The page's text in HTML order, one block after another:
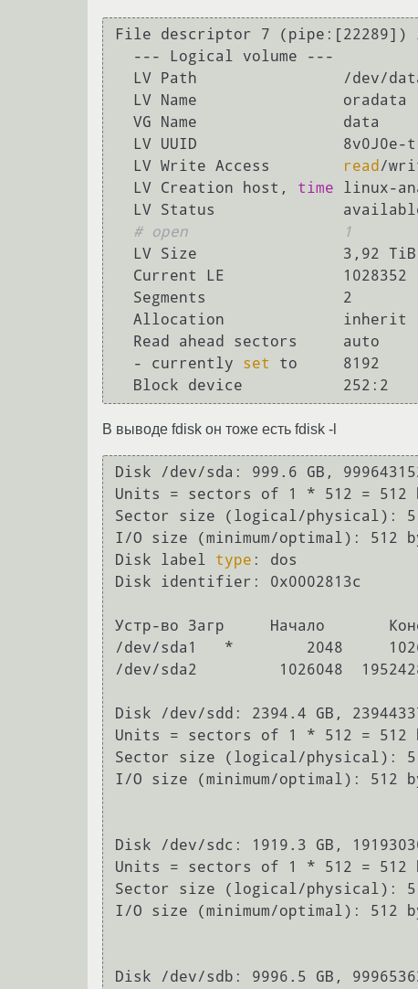
File descriptor 7 (pipe:[22289])
  LV Write Access
read /
  LV Creation host,
time linux-
# open                 1
  - currently
set
to     8192
В выводе fdisk он тоже есть fdisk -l
Disk /dev/sda: 999.6 GB,
Units = sectors of 1 * 512 = 512
Sector size (logical/physical):
I/O size (minimum/optimal): 512
Disk label type : dos
Disk identifier: 0x0002813c
Устр-во Загр     Начало
/dev/sda1   *        2048
/dev/sda2         1026048
Disk /dev/sdd: 2394.4 GB,
Units = sectors of 1 * 512 = 512
Sector size (logical/physical):
I/O size (minimum/optimal): 512
Disk /dev/sdc: 1919.3 GB,
Units = sectors of 1 * 512 = 512
Sector size (logical/physical):
I/O size (minimum/optimal): 512
Disk /dev/sdb: 9996.5 GB,